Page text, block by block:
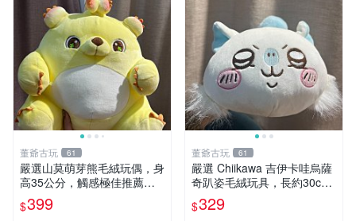
董爺古玩 61
嚴選山莫萌芽熊毛絨玩偶，身
高35公分，觸感極佳推薦收
藏 萌芽熊 毛絨玩偶 串珠玩偶
$399
董爺古玩 61
嚴選 Chiikawa 吉伊卡哇烏薩
奇趴姿毛絨玩具，長約30c
m，質地超軟適合收藏 烏薩
奇 Chiikawa 毛絨 超軟
$329